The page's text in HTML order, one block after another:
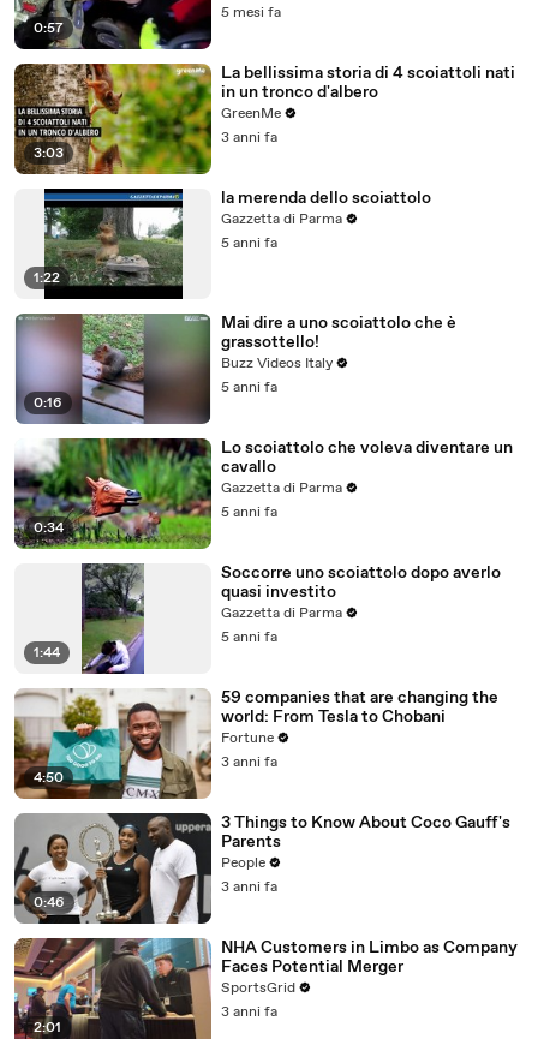
0:57
5 mesi fa
3:03
La bellissima storia di 4 scoiattoli nati
in un tronco d'albero
GreenMe
3 anni fa
1:22
la merenda dello scoiattolo
Gazzetta di Parma
5 anni fa
0:16
Mai dire a uno scoiattolo che è
grassottello!
Buzz Videos Italy
5 anni fa
0:34
Lo scoiattolo che voleva diventare un
cavallo
Gazzetta di Parma
5 anni fa
1:44
Soccorre uno scoiattolo dopo averlo
quasi investito
Gazzetta di Parma
5 anni fa
4:50
59 companies that are changing the
world: From Tesla to Chobani
Fortune
3 anni fa
0:46
3 Things to Know About Coco Gauff's
Parents
People
3 anni fa
2:01
NHA Customers in Limbo as Company
Faces Potential Merger
SportsGrid
3 anni fa